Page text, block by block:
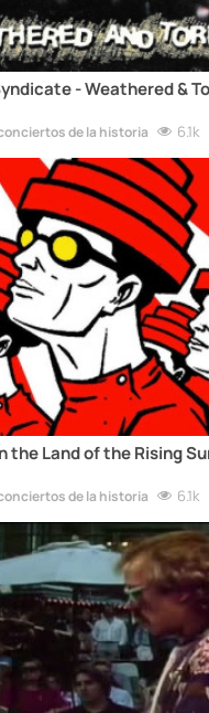
- Weathered &
de la historia 6.1k
the Land of the Rising
de la historia 6.1k